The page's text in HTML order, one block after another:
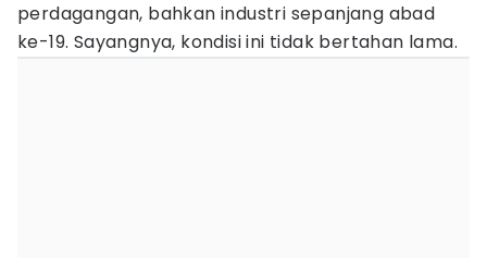
perdagangan, bahkan industri sepanjang abad
ke-19. Sayangnya, kondisi ini tidak bertahan lama.